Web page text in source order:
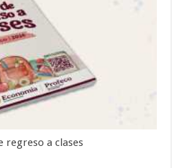
regreso a clases